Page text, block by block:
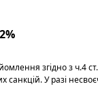
згідно з ч.4
У разі